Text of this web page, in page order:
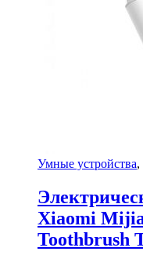
Умные устройства,
Xiaomi
Toothbrush